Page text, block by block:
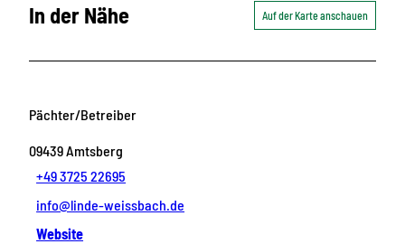
In der Nähe Auf der Karte anschauen
Pächter/Betreiber
09439Amtsberg
+49 3725 22695
info@linde-weissbach.de
Website